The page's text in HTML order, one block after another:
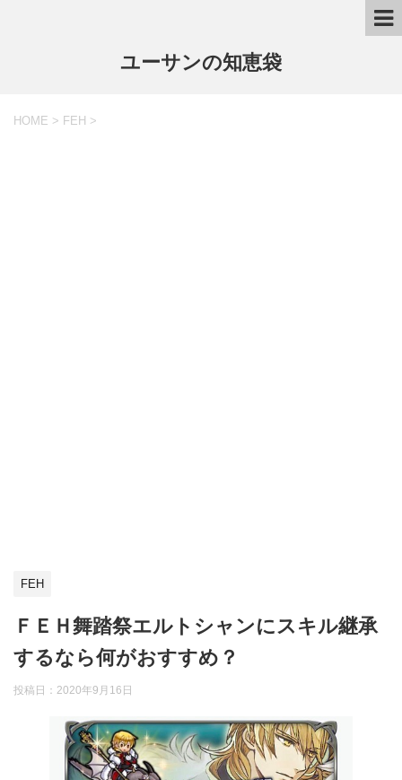
ユーサンの知恵袋
HOME > FEH >
FEH
ＦＥＨ舞踏祭エルトシャンにスキル継承
するなら何がおすすめ？
投稿日： 2020年9月16日